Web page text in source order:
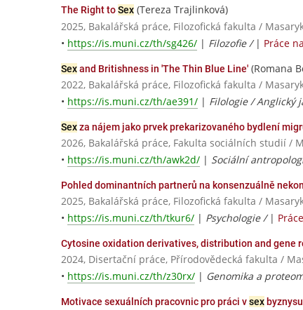
The Right toSex (Tereza Trajlinková)
2025, Bakalářská práce, Filozofická fakulta /
• https://is.muni.cz/th/sg426/ | Filozofie / | Práce
Sexand Britishness in 'The Thin Blue Line' (Romana
2022, Bakalářská práce, Filozofická fakulta /
• https://is.muni.cz/th/ae391/ | Filologie / Anglický
Sexza nájem jako prvek prekarizovaného bydlení
2026, Bakalářská práce, Fakulta sociálních studií /
• https://is.muni.cz/th/awk2d/ | Sociální
Pohled dominantních partnerů na konsenzuálně
2025, Bakalářská práce, Filozofická fakulta /
• https://is.muni.cz/th/tkur6/ | Psychologie / |
Cytosine oxidation derivatives, distribution and gene
2024, Disertační práce, Přírodovědecká fakulta /
• https://is.muni.cz/th/z30rx/ | Genomika a
Motivace sexuálních pracovnic pro práci vsex byznysu